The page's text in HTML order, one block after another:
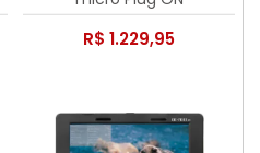
R$ 1.229,95